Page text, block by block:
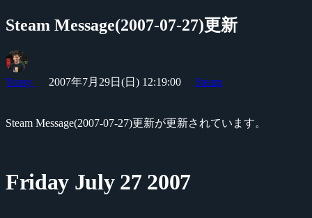
Steam Message(2007-07-27)更新
Yossy 2007年7月29日(日) 12:19:00 Steam
Steam Message(2007-07-27)更新が更新されています。
Friday July 27 2007